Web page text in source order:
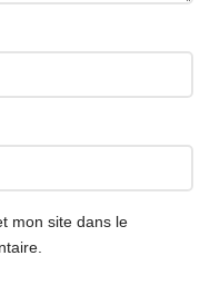
mon site dans le